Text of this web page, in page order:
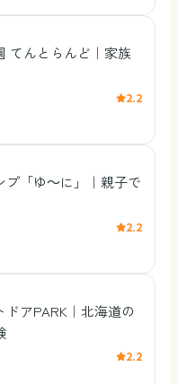
てんとらんど｜家族
2.2
「ゆ～に」｜親子で
2.2
ドアPARK｜北海道の
2.2